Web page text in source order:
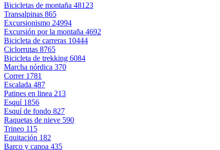
Bicicletas de montaña 48123
Transalpinas 865
Excursionismo 24994
Excursión por la montaña 4692
Bicicleta de carreras 10444
Ciclorrutas 8765
Bicicleta de trekking 6084
Marcha nórdica 370
Correr 1781
Escalada 487
Patines en linea 213
Esquí 1856
Esquí de fondo 827
Raquetas de nieve 590
Trineo 115
Equitación 182
Barco y canoa 435